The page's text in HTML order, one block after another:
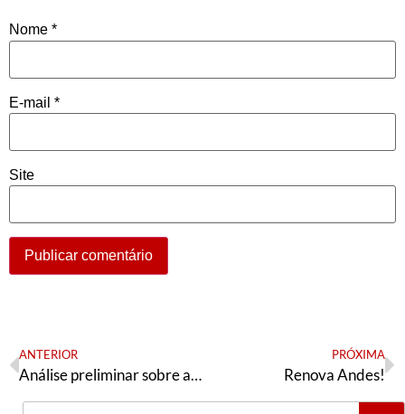
Nome *
E-mail *
Site
ANTERIOR
Análise preliminar sobre a batalha do 7S
PRÓXIMA
Renova Andes!